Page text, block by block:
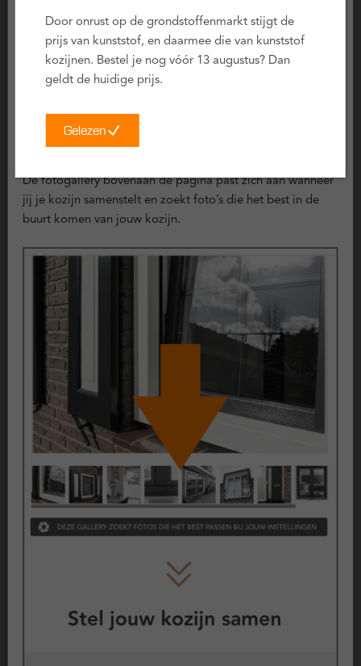
Lange levensduur: ClickOver® kozijnen hebben
dezelfde lange levensduur en garanties als reguliere
kunststof kozijnen.
regulier kunststof profiel (ca. 1 à 2 cm). In het geval van
een smalle raamopening kan hierdoor iets minder
daglicht overblijven of wordt de opening iets kleiner. In
Certificering
Deze kunststof kozijnen zijn uitvoerig getest en voldoen aan
de volgende keurmerken:
KOMO geproduceerd
Politiekeurmerk Veilig Wonen
SKG Keurmerk
CE Keurmerk
Wil je meer weten over keurmerken?
Garantie
ClickOver® kozijnen zijn uitvoerig getest en hebben dezelfde
10 jaar garantie op alle kunststof gevelelementen
10 jaar garantie op glas
De fotogallery bovenaan de pagina past zich aan wanneer
jij je kozijn samenstelt en zoekt foto’s die het best in de
buurt komen van jouw kozijn.
Door onrust op de grondstoffenmarkt stijgt de
prijs van kunststof, en daarmee die van kunststof
kozijnen. Bestel je nog vóór 13 augustus? Dan
geldt de huidige prijs.
Gelezen